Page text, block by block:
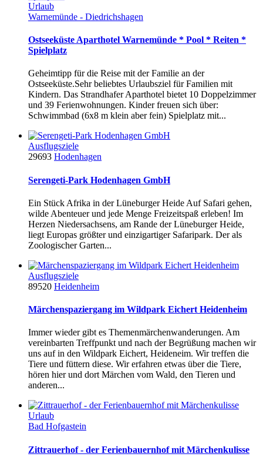
Urlaub
Warnemünde - Diedrichshagen
Ostseeküste Aparthotel Warnemünde * Pool * Reiten *
Spielplatz
Geheimtipp für die Reise mit der Familie an der
Ostseeküste.Sehr beliebtes Urlaubsziel für Familien mit
Kindern. Das Strandhafer Aparthotel bietet 10 Doppelzimmer
und 39 Ferienwohnungen. Kinder freuen sich über:
Schwimmbad (6x8 m klein aber fein) Spielplatz mit...
Ausflugsziele
29693 Hodenhagen
Serengeti-Park Hodenhagen GmbH
Ein Stück Afrika in der Lüneburger Heide Auf Safari gehen,
wilde Abenteuer und jede Menge Freizeitspaß erleben! Im
Her­zen Nie­der­sach­sens, am Rande der Lüne­bur­ger Heide,
liegt Euro­pas größ­ter und ein­zi­g­ar­ti­ger Safa­ri­park. Der als
Zoo­lo­gi­scher Gar­ten...
Ausflugsziele
89520 Heidenheim
Märchenspaziergang im Wildpark Eichert Heidenheim
Immer wieder gibt es Themenmärchenwanderungen. Am
vereinbarten Treffpunkt und nach der Begrüßung machen wir
uns auf in den Wildpark Eichert, Heideneim. Wir treffen die
Tiere und füttern diese. Wir erfahren etwas über die Tiere,
hören hier und dort Märchen vom Wald, den Tieren und
anderen...
Urlaub
Bad Hofgastein
Zittrauerhof - der Ferienbauernhof mit Märchenkulisse